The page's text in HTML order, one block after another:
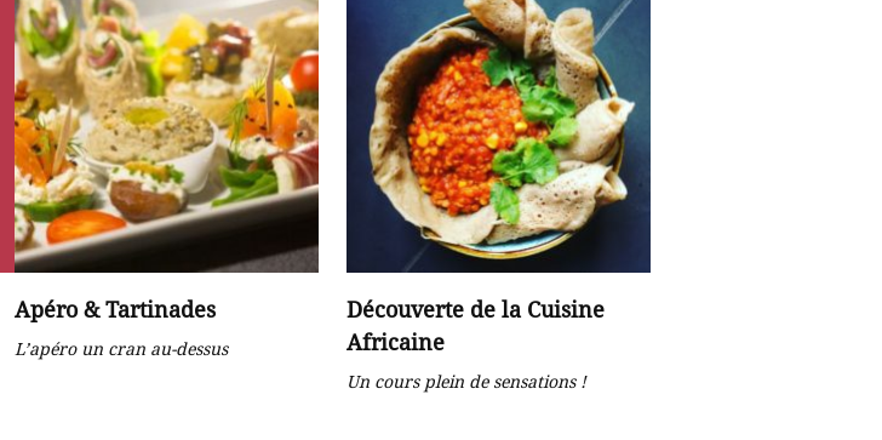
Apéro & Tartinades
L’apéro un cran au-dessus
Découverte de la Cuisine
Africaine
Un cours plein de sensations !